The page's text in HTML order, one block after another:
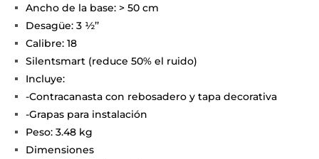
Ancho de la base: > 50 cm
Desagüe: 3 ½’’
Calibre: 18
Silentsmart (reduce 50% el ruido)
Incluye:
-Contracanasta con rebosadero y tapa decorativa
-Grapas para instalación
Peso: 3.48 kg
Dimensiones